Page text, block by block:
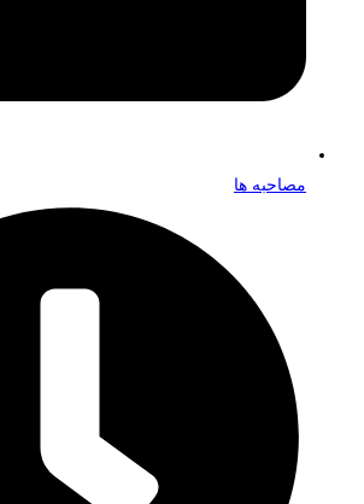
مصاحبه ها